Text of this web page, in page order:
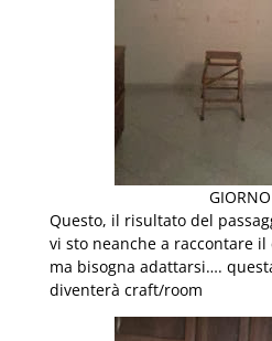
Questo, il risultato del
vi sto neanche a raccontare il
ma bisogna adattarsi….
diventerà craft/room